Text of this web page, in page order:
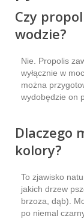
Czy
wodzie?
Nie. Propolis
wyłącznie w
można
wydobędzie on
Dlaczego
kolory?
To zjawisko
jakich drzew
brzoza, dąb).
po niemal